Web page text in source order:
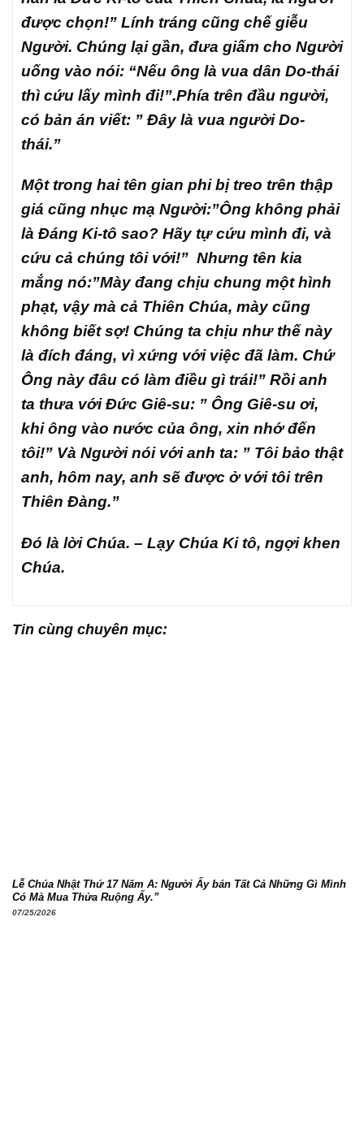
được chọn!” Lính tráng cũng chế giễu
Người. Chúng lại gần, đưa giấm cho Người
uống vào nói: “Nếu ông là vua dân Do-thái
thì cứu lấy mình đi!”.Phía trên đầu người,
có bản án viết: ” Đây là vua người Do-
thái.”
Một trong hai tên gian phi bị treo trên thập
giá cũng nhục mạ Người:”Ông không phải
là Đáng Ki-tô sao? Hãy tự cứu mình đi, và
cứu cả chúng tôi với!” Nhưng tên kia
mắng nó:”Mày đang chịu chung một hình
phạt, vậy mà cả Thiên Chúa, mày cũng
không biết sợ! Chúng ta chịu như thế này
là đích đáng, vì xứng với việc đã làm. Chứ
Ông này đâu có làm điều gì trái!” Rồi anh
ta thưa với Đức Giê-su: ” Ông Giê-su ơi,
khi ông vào nước của ông, xin nhớ đến
tôi!” Và Người nói với anh ta: ” Tôi bảo thật
anh, hôm nay, anh sẽ được ở với tôi trên
Thiên Đàng.”
Đó là lời Chúa. – Lạy Chúa Ki tô, ngợi khen
Chúa.
Tin cùng chuyên mục:
Lễ Chúa Nhật Thứ 17 Năm A: Người Ấy bán Tất Cả Những Gì Mình
Có Mà Mua Thửa Ruộng Ấy.”
07/25/2026